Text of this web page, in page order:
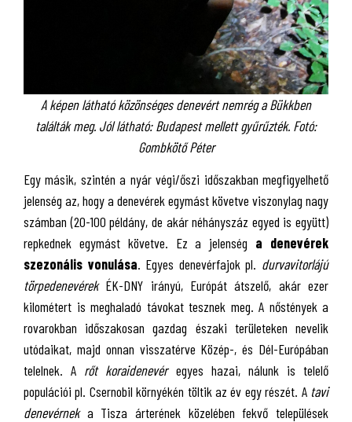
A képen látható közönséges denevért nemrég a Bükkben
találták meg. Jól látható: Budapest mellett gyűrűzték. Fotó:
Gombkötő Péter
Egy másik, szintén a nyár végi/őszi időszakban megfigyelhető
jelenség az, hogy a denevérek egymást követve viszonylag nagy
számban (20-100 példány, de akár néhányszáz egyed is együtt)
repkednek egymást követve. Ez a jelenség a denevérek
szezonális vonulása. Egyes denevérfajok pl. durvavitorlájú
törpedenevérekÉK-DNY irányú, Európát átszelő, akár ezer
kilométert is meghaladó távokat tesznek meg. A nőstények a
rovarokban időszakosan gazdag északi területeken nevelik
utódaikat, majd onnan visszatérve Közép-, és Dél-Európában
telelnek. A rőt koraidenevéregyes hazai, nálunk is telelő
populációi pl. Csernobil környékén töltik az év egy részét. A tavi
denevérneka Tisza árterének közelében fekvő települések